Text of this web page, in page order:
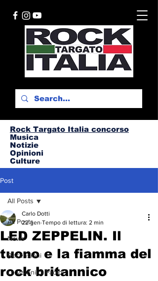
Rock Targato Italia concorso
Musica
Notizie
Opinioni
Culture
Post
All Posts
News
Recensioni
Le visioni di Paolo
All Posts
LED ZEPPELIN. Il
tuono e la fiamma del
rock britannico
Carlo Dotti
22 gen Tempo di lettura: 2 min